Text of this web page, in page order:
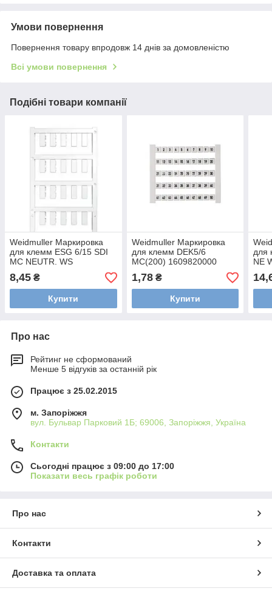
Умови повернення
Повернення товару впродовж 14 днів за домовленістю
Всі умови повернення
Подібні товари компанії
Weidmuller Маркировка
для клемм ESG 6/15 SDI
MC NEUTR. WS
2558340000
8,45 ₴
Купити
Weidmuller Маркировка
для клемм DEK5/6
MC(200) 1609820000
1,78₴
Купити
для
NE
Про нас
Рейтинг не сформований
Менше 5 відгуків за останній рік
Працює з 25.02.2015
м. Запоріжжя
вул. Бульвар Парковий 1Б; 69006, Запоріжжя, Україна
Контакти
Сьогодні працює з 09:00 до 17:00
Показати весь графік роботи
Про нас
Контакти
Доставка та оплата